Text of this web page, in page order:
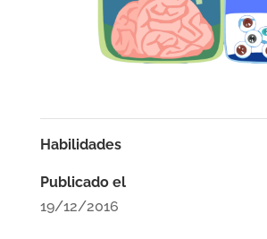
Habilidades
Publicado el
19/12/2016